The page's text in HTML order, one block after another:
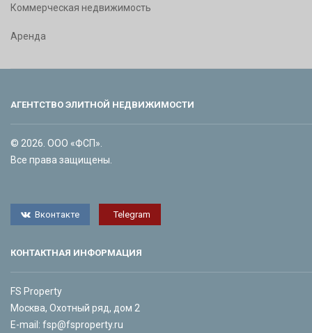
Коммерческая недвижимость
Аренда
АГЕНТСТВО ЭЛИТНОЙ НЕДВИЖИМОСТИ
© 2026. ООО «ФСП».
Все права защищены.
Вконтакте Telegram
КОНТАКТНАЯ ИНФОРМАЦИЯ
FS Property
Москва, Охотный ряд, дом 2
E-mail: fsp@fsproperty.ru